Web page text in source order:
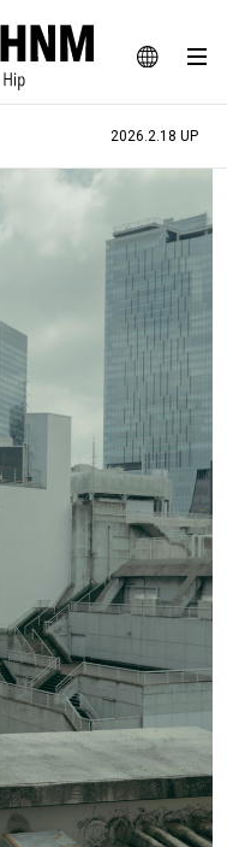
JA
EN
SNAP
スタイルWEBマガジン
ド図鑑
JOURNAL
#MOVIE
2026.2.18 UP